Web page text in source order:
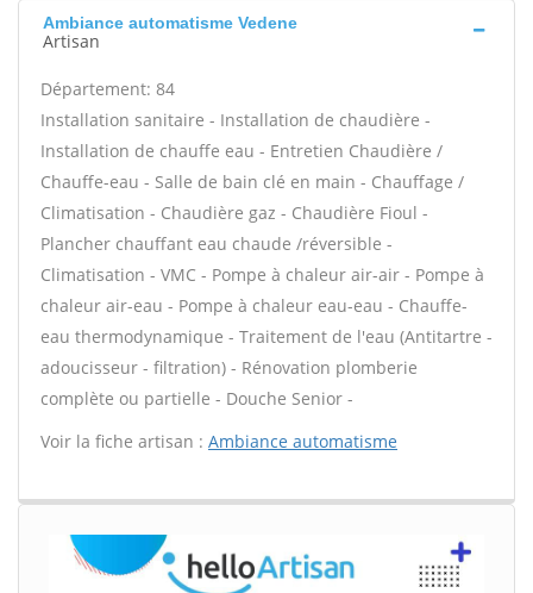
Ambiance automatisme Vedene
Artisan
Département: 84
Installation sanitaire - Installation de chaudière -
Installation de chauffe eau - Entretien Chaudière /
Chauffe-eau - Salle de bain clé en main - Chauffage /
Climatisation - Chaudière gaz - Chaudière Fioul -
Plancher chauffant eau chaude /réversible -
Climatisation - VMC - Pompe à chaleur air-air - Pompe à
chaleur air-eau - Pompe à chaleur eau-eau - Chauffe-
eau thermodynamique - Traitement de l'eau (Antitartre -
adoucisseur - filtration) - Rénovation plomberie
complète ou partielle - Douche Senior -
Voir la fiche artisan : Ambiance automatisme